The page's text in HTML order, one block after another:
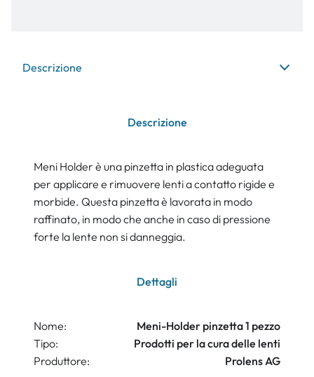
Descrizione
Descrizione
Meni Holder è una pinzetta in plastica adeguata
per applicare e rimuovere lenti a contatto rigide e
morbide. Questa pinzetta è lavorata in modo
raffinato, in modo che anche in caso di pressione
forte la lente non si danneggia.
Dettagli
Nome:
Meni-Holder pinzetta 1 pezzo
Tipo:
Prodotti per la cura delle lenti
Produttore:
Prolens AG